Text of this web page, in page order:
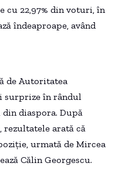
cu 22,97% din voturi, în
îndeaproape, având
de Autoritatea
surprize în rândul
diaspora. După
rezultatele arată că
urmată de Mircea
Călin Georgescu.